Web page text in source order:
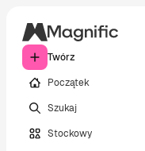
Twórz
Początek
Szukaj
Stockowy